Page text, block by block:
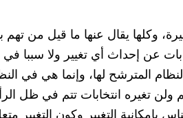
وكلها يقال عنها ما قيل من
عن إحداث أي تغيير ولا سببا
المترشح لها، وإنما هي في
ولن تغيره انتخابات تتم في ظل
بإمكانية التغيير وكون